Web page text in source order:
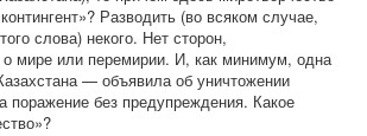
Разводить (во всяком случае,
слова) некого. Нет сторон,
мире или перемирии. И, как минимум, одна
— объявила об уничтожении
поражение без предупреждения. Какое